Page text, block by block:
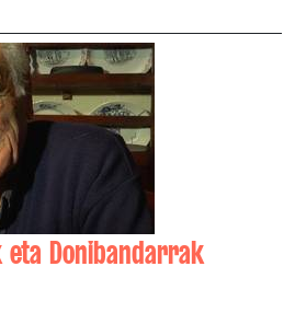
Donibandarrak